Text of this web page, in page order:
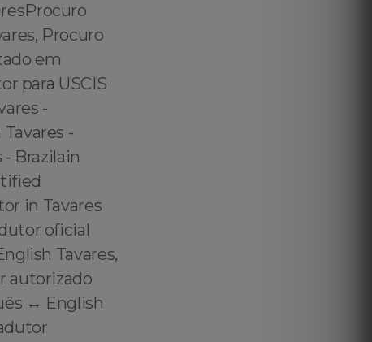
Procuro
em
para USCIS
-
-
Brazilain
in Tavares
oficial
Tavares,
autorizado
↔️ English